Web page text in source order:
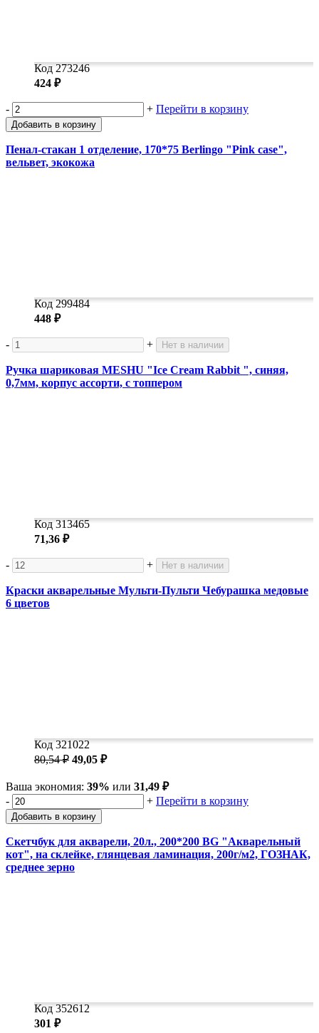
Код 273246
424 ₽
- + Перейти в корзину
Добавить в корзину
Пенал-стакан 1 отделение, 170*75 Berlingo "Pink case",
вельвет, экокожа
Код 299484
448 ₽
- + Нет в наличии
Ручка шариковая MESHU "Ice Cream Rabbit ", синяя,
0,7мм, корпус ассорти, с топпером
Код 313465
71,36 ₽
- + Нет в наличии
Краски акварельные Мульти-Пульти Чебурашка медовые
6 цветов
Код 321022
80,54 ₽ 49,05 ₽
Ваша экономия: 39% или 31,49 ₽
-
+ Перейти в корзину
Добавить в корзину
Скетчбук для акварели, 20л., 200*200 BG "Акварельный
кот", на склейке, глянцевая ламинация, 200г/м2, ГОЗНАК,
среднее зерно
Код 352612
301 ₽